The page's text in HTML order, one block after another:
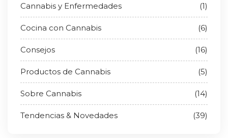
Cannabis y Enfermedades (1)
Cocina con Cannabis (6)
Consejos (16)
Productos de Cannabis (5)
Sobre Cannabis (14)
Tendencias & Novedades (39)